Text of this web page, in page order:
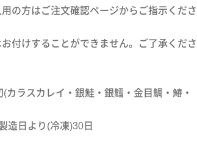
の方はご注文確認ページからご指示くださ
付けすることができません。ご了承くださ
カラスカレイ・銀鮭・銀鱈・金目鯛・鰆・
造日より(冷凍)30日